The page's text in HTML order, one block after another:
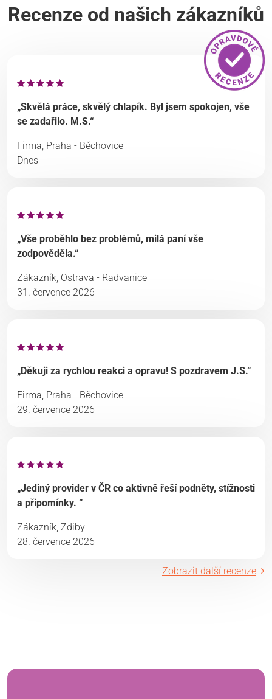
Recenze od našich zákazníků
„Skvělá práce, skvělý chlapík. Byl jsem spokojen, vše
se zadařilo. M.S.“
Firma, Praha - Běchovice
Dnes
„Vše proběhlo bez problémů, milá paní vše
zodpověděla.“
Zákazník, Ostrava - Radvanice
31. července 2026
„Děkuji za rychlou reakci a opravu! S pozdravem J.S.“
Firma, Praha - Běchovice
29. července 2026
„Jediný provider v ČR co aktivně řeší podněty, stížnosti
a připomínky. “
Zákazník, Zdiby
28. července 2026
Zobrazit další recenze